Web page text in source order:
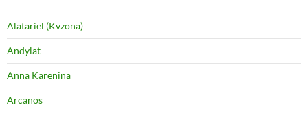
Alatariel (Kvzona)
Andylat
Anna Karenina
Arcanos